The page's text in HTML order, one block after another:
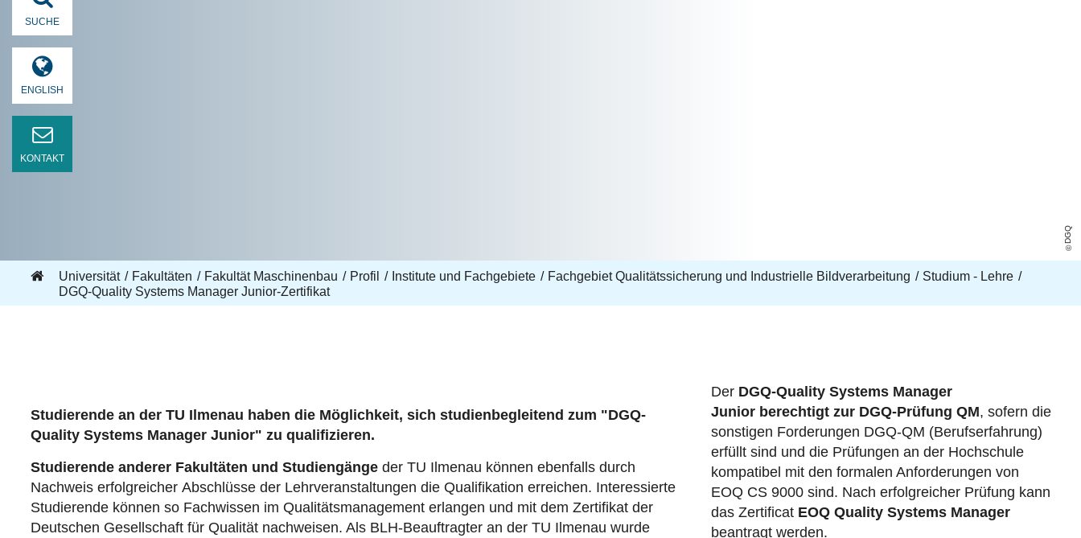
DGQ
SUCHE
ENGLISH
KONTAKT
Universität Fakultäten Fakultät Maschinenbau Profil Institute und Fachgebiete Fachgebiet Qualitätssicherung und Industrielle Bildverarbeitung
Studium - Lehre
DGQ-Quality Systems Manager Junior-Zertifikat
Studierende an der TU Ilmenau haben die Möglichkeit, sich studienbegleitend zum "DGQ-
Quality Systems Manager Junior" zu qualifizieren.
Studierende anderer Fakultäten und Studiengängeder TU Ilmenau können ebenfalls durch
Nachweis erfolgreicher Abschlüsse der Lehrveranstaltungen die Qualifikation erreichen. Interessierte
Studierende können so Fachwissen im Qualitätsmanagement erlangen und mit dem Zertifikat der
Deutschen Gesellschaft für Qualität nachweisen. Als BLH-Beauftragter an der TU Ilmenau wurde
Der DGQ-Quality Systems Manager
Junior berechtigt zur DGQ-Prüfung QM, sofern die
sonstigen Forderungen DGQ-QM (Berufserfahrung)
erfüllt sind und die Prüfungen an der Hochschule
kompatibel mit den formalen Anforderungen von
EOQ CS 9000 sind. Nach erfolgreicher Prüfung kann
das Zertificat EOQ Quality Systems Manager
beantragt werden.